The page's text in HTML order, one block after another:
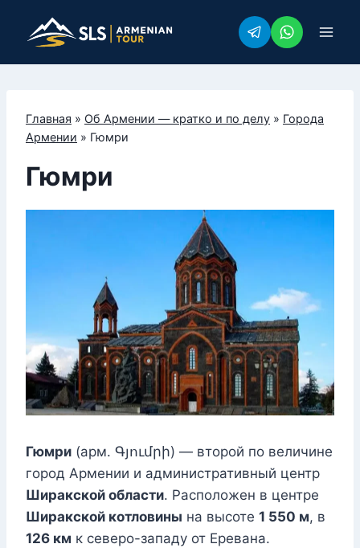
Главная » Об Армении — кратко и по делу » Города
Армении » Гюмри
Гюмри
Гюмри (арм. Գյումրի) — второй по величине
город Армении и административный центр
Ширакской области. Расположен в центре
Ширакской котловины на высоте 1 550 м, в
126 км к северо-западу от Еревана.